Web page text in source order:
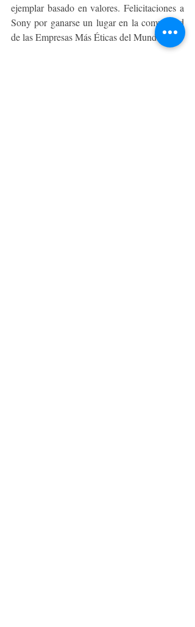
ejemplar basado en valores. Felicitaciones a
Sony por ganarse un lugar en la comunidad
de las Empresas Más Éticas del Mundo”.